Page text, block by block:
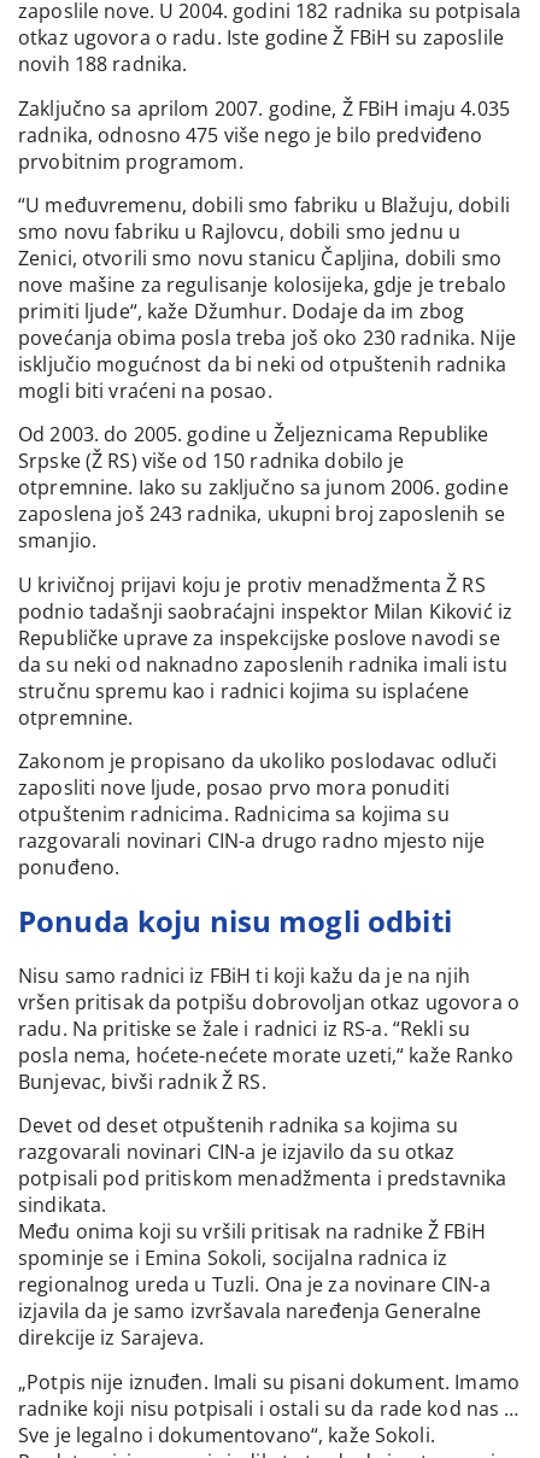
zaposlile nove. U 2004. godini 182 radnika su potpisala
otkaz ugovora o radu. Iste godine Ž FBiH su zaposlile
novih 188 radnika.
Zaključno sa aprilom 2007. godine, Ž FBiH imaju 4.035
radnika, odnosno 475 više nego je bilo predviđeno
prvobitnim programom.
“U međuvremenu, dobili smo fabriku u Blažuju, dobili
smo novu fabriku u Rajlovcu, dobili smo jednu u
Zenici, otvorili smo novu stanicu Čapljina, dobili smo
nove mašine za regulisanje kolosijeka, gdje je trebalo
primiti ljude“, kaže Džumhur. Dodaje da im zbog
povećanja obima posla treba još oko 230 radnika. Nije
isključio mogućnost da bi neki od otpuštenih radnika
mogli biti vraćeni na posao.
Od 2003. do 2005. godine u Željeznicama Republike
Srpske (Ž RS) više od 150 radnika dobilo je
otpremnine. Iako su zaključno sa junom 2006. godine
zaposlena još 243 radnika, ukupni broj zaposlenih se
smanjio.
U krivičnoj prijavi koju je protiv menadžmenta Ž RS
podnio tadašnji saobraćajni inspektor Milan Kiković iz
Republičke uprave za inspekcijske poslove navodi se
da su neki od naknadno zaposlenih radnika imali istu
stručnu spremu kao i radnici kojima su isplaćene
otpremnine.
Zakonom je propisano da ukoliko poslodavac odluči
zaposliti nove ljude, posao prvo mora ponuditi
otpuštenim radnicima. Radnicima sa kojima su
razgovarali novinari CIN-a drugo radno mjesto nije
ponuđeno.
Ponuda koju nisu mogli odbiti
Nisu samo radnici iz FBiH ti koji kažu da je na njih
vršen pritisak da potpišu dobrovoljan otkaz ugovora o
radu. Na pritiske se žale i radnici iz RS-a. “Rekli su
posla nema, hoćete-nećete morate uzeti,“ kaže Ranko
Bunjevac, bivši radnik Ž RS.
Devet od deset otpuštenih radnika sa kojima su
razgovarali novinari CIN-a je izjavilo da su otkaz
potpisali pod pritiskom menadžmenta i predstavnika
sindikata.
Među onima koji su vršili pritisak na radnike Ž FBiH
spominje se i Emina Sokoli, socijalna radnica iz
regionalnog ureda u Tuzli. Ona je za novinare CIN-a
izjavila da je samo izvršavala naređenja Generalne
direkcije iz Sarajeva.
„Potpis nije iznuđen. Imali su pisani dokument. Imamo
radnike koji nisu potpisali i ostali su da rade kod nas …
Sve je legalno i dokumentovano“, kaže Sokoli.